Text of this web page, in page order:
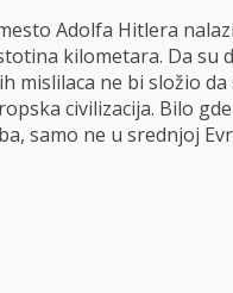
Adolfa Hitlera
kilometara. Da su
mislilaca ne bi složio da
civilizacija. Bilo
samo ne u srednjoj